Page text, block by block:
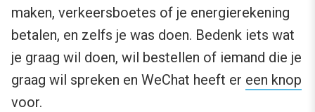
maken, verkeersboetes of je energierekening
betalen, en zelfs je was doen. Bedenk iets wat
je graag wil doen, wil bestellen of iemand die je
graag wil spreken en WeChat heeft er een knop
voor.